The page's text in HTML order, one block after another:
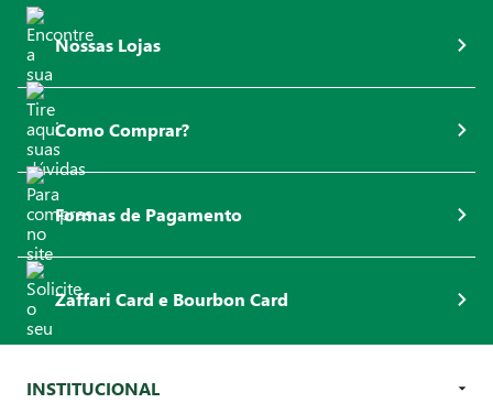
Nossas Lojas
Como Comprar?
Formas de Pagamento
Zaffari Card e Bourbon Card
INSTITUCIONAL